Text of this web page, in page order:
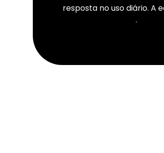
resposta no uso diário. A
.